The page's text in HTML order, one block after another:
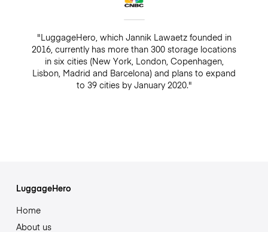
"LuggageHero, which Jannik Lawaetz founded in
2016, currently has more than 300 storage locations
in six cities (New York, London, Copenhagen,
Lisbon, Madrid and Barcelona) and plans to expand
to 39 cities by January 2020."
LuggageHero
Home
About us